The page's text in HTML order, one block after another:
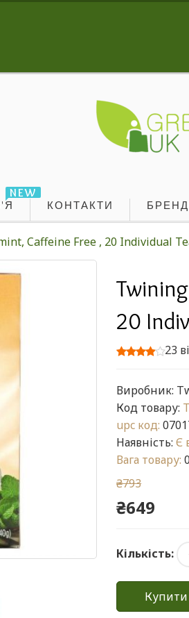
NEW
КОНТАКТИ
Caffeine Free , 20 Individual
20
23
Виробник:
Код товару:
upc код:
Наявність:Є
Вага товару:
₴793
₴649
Кількість:
Купити